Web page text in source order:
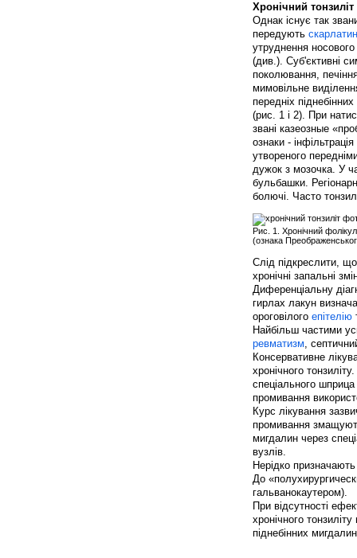
Хронічний тонзиліт
Однак існує так
передують
утруднення
(див.). Суб'єктивні
поколювання,
мимовільне
передніх
(рис. 1 і 2). При
звані казеозные
ознаки -
утвореного
дужок з мозочка. У
бульбашки.
болючі. Часто
Рис. 1. Хронічний
(ознака
Слід підкреслити,
хронічні запальні
Диференціальну
гирлах лакун
ороговілого епітелію
Найбільш частими
ревматизм,
Консервативне
хронічного
спеціального
промивання
Курс лікування
промивання
мигдалин через
вузлів.
Нерідко
До
гальванокаутером).
При відсутності
хронічного
піднебінних